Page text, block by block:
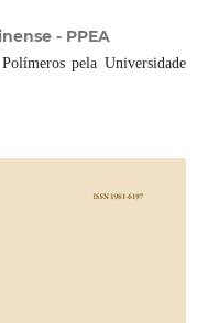
- PPEA
pela Universidade